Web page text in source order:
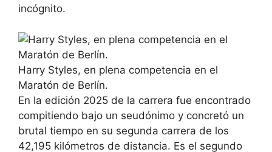
incógnito.
Harry Styles, en plena competencia en el
Maratón de Berlín.
En la edición 2025 de la carrera fue encontrado
compitiendo bajo un seudónimo y concretó un
brutal tiempo en su segunda carrera de los
42,195 kilómetros de distancia. Es el segundo